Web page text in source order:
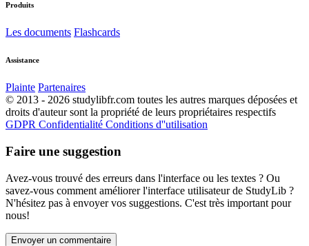
Produits
Les documents Flashcards
Assistance
Plainte Partenaires
© 2013 - 2026 studylibfr.com toutes les autres marques déposées et
droits d'auteur sont la propriété de leurs propriétaires respectifs
GDPR Confidentialité Conditions d''utilisation
Faire une suggestion
Avez-vous trouvé des erreurs dans l'interface ou les textes ? Ou
savez-vous comment améliorer l'interface utilisateur de StudyLib ?
N'hésitez pas à envoyer vos suggestions. C'est très important pour
nous!
Envoyer un commentaire